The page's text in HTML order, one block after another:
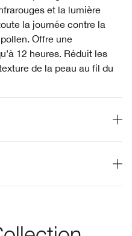
et la lumière
la journée contre la
Offre une
12 heures. Réduit les
de la peau au fil du